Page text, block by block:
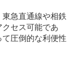
急直通線や相鉄
セス可能であ
圧倒的な利便性